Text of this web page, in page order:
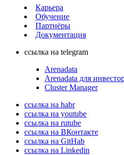
Карьера
Обучение
Партнёры
Документация
ссылка на telegram
Arenadata
Arenadata для
Cluster Manager
ссылка на habr
ссылка на youtube
ссылка на rutube
ссылка на ВКонтакте
ссылка на GitHab
ссылка на Linkedin